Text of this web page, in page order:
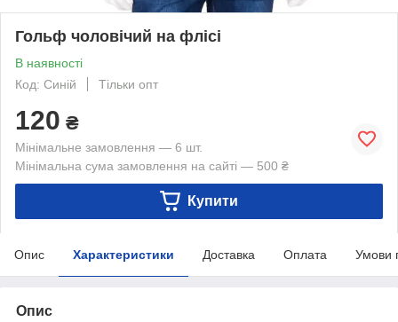
Гольф чоловічий на флісі
В наявності
Код: Синій
Тільки опт
120 ₴
Мінімальне замовлення — 6 шт.
Мінімальна сума замовлення на сайті — 500 ₴
Купити
Опис Характеристики Доставка Оплата Умови
Опис